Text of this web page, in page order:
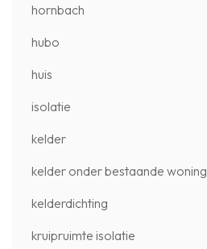
hornbach
hubo
huis
isolatie
kelder
kelder onder bestaande woning
kelderdichting
kruipruimte isolatie